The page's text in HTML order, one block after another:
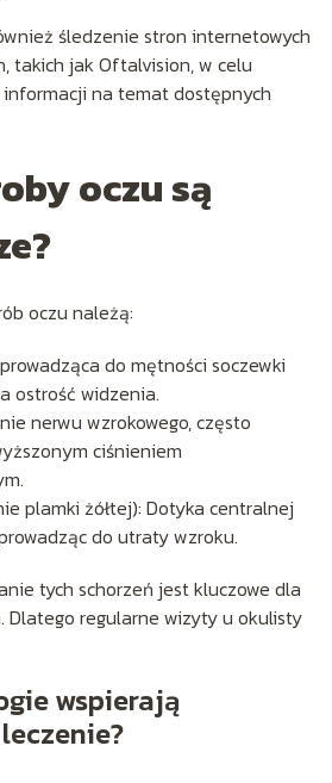
śledzenie stron internetowych
takich jak Oftalvision, w celu
na temat dostępnych
oczu są
oczu należą:
do mętności soczewki
ostrość widzenia.
nerwu wzrokowego, często
ciśnieniem
plamki żółtej): Dotyka centralnej
do utraty wzroku.
tych schorzeń jest kluczowe dla
Dlatego regularne wizyty u okulisty
wspierają